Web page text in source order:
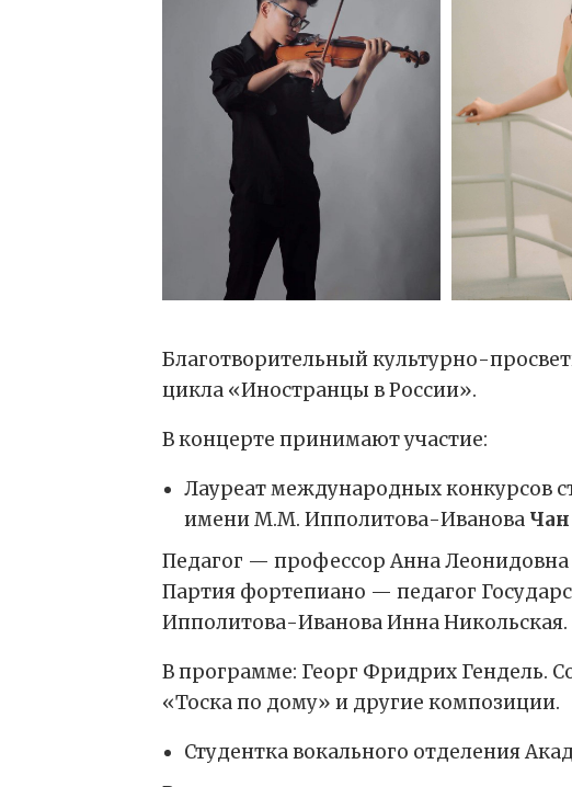
Благотворительный культурно-
цикла «Иностранцы в России».
В концерте принимают участие:
Лауреат международных конкурсов
имени М.М. Ипполитова-Иванова
Педагог — профессор Анна Леонидовна
Партия фортепиано — педагог
Ипполитова-Иванова Инна Никольская.
В программе: Георг Фридрих Гендель.
«Тоска по дому» и другие композиции.
Студентка вокального отделения